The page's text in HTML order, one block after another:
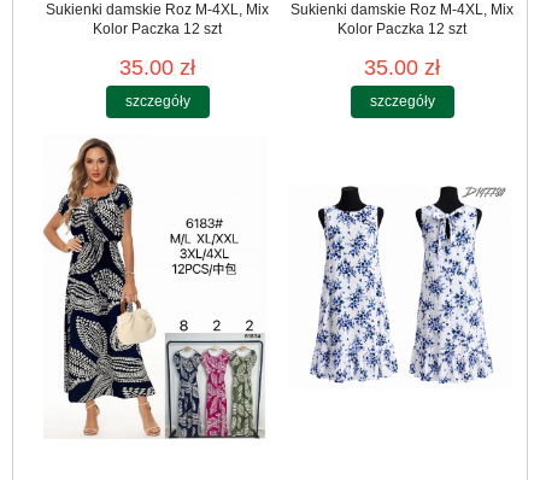
Sukienki damskie Roz M-4XL, Mix
Kolor Paczka 12 szt
35.00 zł
szczegóły
Sukienki damskie Roz M-4XL, Mix
Kolor Paczka 12 szt
35.00 zł
szczegóły